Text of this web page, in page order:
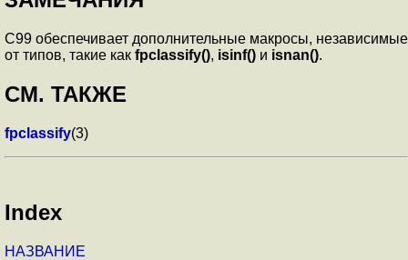
C99 обеспечивает дополнительные макросы, независимые
от типов, такие как fpclassify(), isinf() и isnan().
СМ. ТАКЖЕ
fpclassify(3)
Index
НАЗВАНИЕ